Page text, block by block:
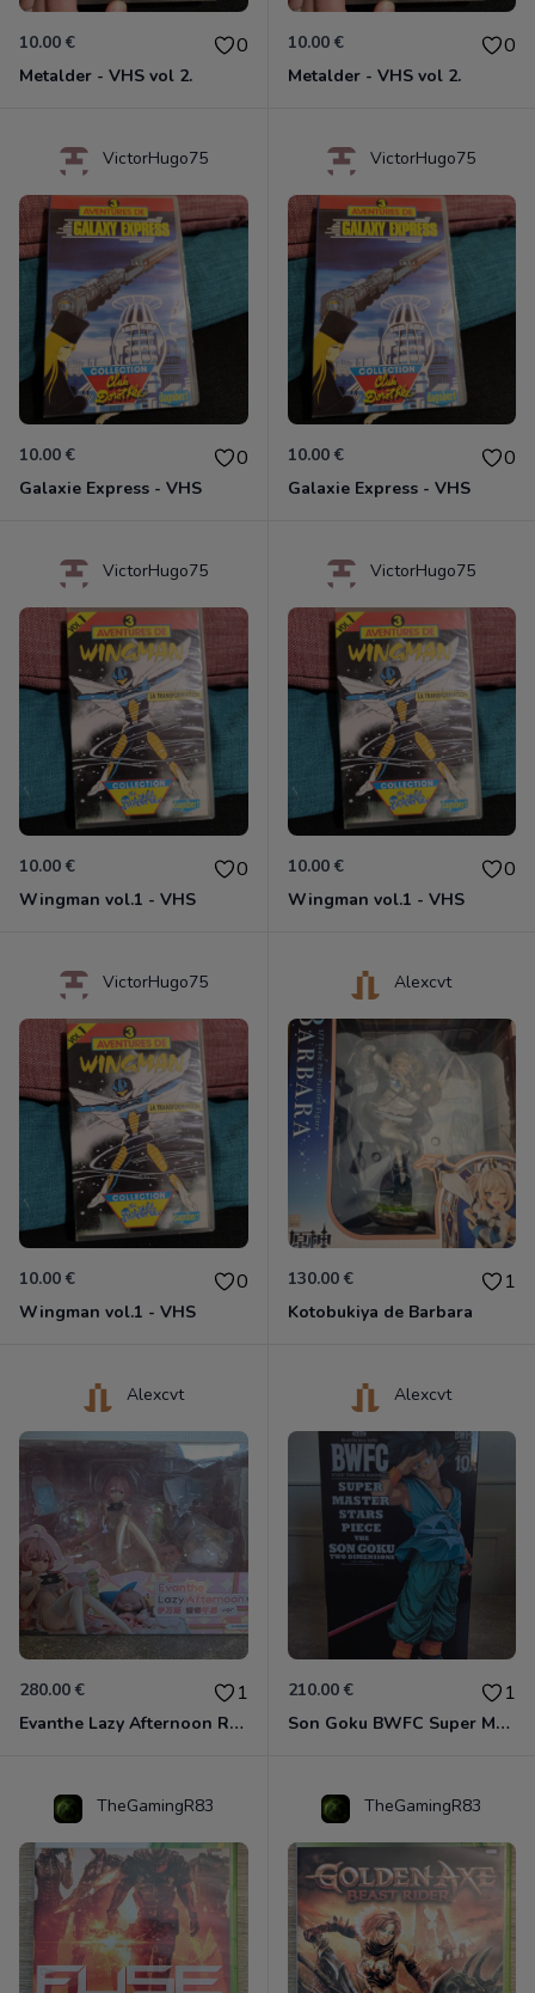
10.00 € 0
Metalder - VHS vol 2.
10.00 € 0
Metalder - VHS vol 2.
VictorHugo75
10.00 € 0
Galaxie Express - VHS
VictorHugo75
10.00 € 0
Galaxie Express - VHS
VictorHugo75
10.00 € 0
Wingman vol.1 - VHS
VictorHugo75
10.00 € 0
Wingman vol.1 - VHS
VictorHugo75
10.00 € 0
Wingman vol.1 - VHS
Alexcvt
130.00 € 1
Kotobukiya de Barbara
Alexcvt
280.00 € 1
Evanthe Lazy Afternoon Red Pride of Eden
Alexcvt
210.00 € 1
Son Goku BWFC Super Master Stars
TheGamingR83 TheGamingR83